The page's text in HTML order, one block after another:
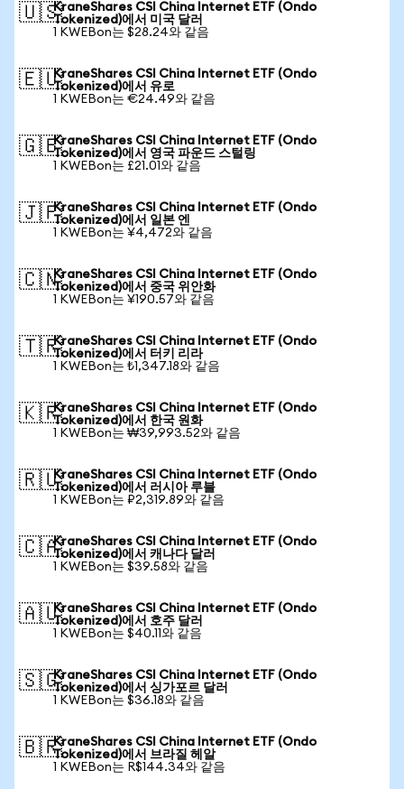
🇺🇸KraneShares CSI China Internet ETF (Ondo
Tokenized)에서 미국 달러
1 KWEBon는 $28.24와 같음
🇪🇺KraneShares CSI China Internet ETF (Ondo
Tokenized)에서 유로
1 KWEBon는 €24.49와 같음
🇬🇧KraneShares CSI China Internet ETF (Ondo
Tokenized)에서 영국 파운드 스털링
1 KWEBon는 £21.01와 같음
🇯🇵KraneShares CSI China Internet ETF (Ondo
Tokenized)에서 일본 엔
1 KWEBon는 ¥4,472와 같음
🇨🇳KraneShares CSI China Internet ETF (Ondo
Tokenized)에서 중국 위안화
1 KWEBon는 ¥190.57와 같음
🇹🇷KraneShares CSI China Internet ETF (Ondo
Tokenized)에서 터키 리라
1 KWEBon는 ₺1,347.18와 같음
🇰🇷KraneShares CSI China Internet ETF (Ondo
Tokenized)에서 한국 원화
1 KWEBon는 ₩39,993.52와 같음
🇷🇺KraneShares CSI China Internet ETF (Ondo
Tokenized)에서 러시아 루블
1 KWEBon는 ₽2,319.89와 같음
🇨🇦KraneShares CSI China Internet ETF (Ondo
Tokenized)에서 캐나다 달러
1 KWEBon는 $39.58와 같음
🇦🇺KraneShares CSI China Internet ETF (Ondo
Tokenized)에서 호주 달러
1 KWEBon는 $40.11와 같음
🇸🇬KraneShares CSI China Internet ETF (Ondo
Tokenized)에서 싱가포르 달러
1 KWEBon는 $36.18와 같음
🇧🇷KraneShares CSI China Internet ETF (Ondo
Tokenized)에서 브라질 헤알
1 KWEBon는 R$144.34와 같음